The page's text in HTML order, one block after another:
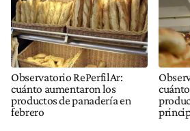
Observatorio RePerfilAr:
cuánto aumentaron los
productos de panadería en
febrero